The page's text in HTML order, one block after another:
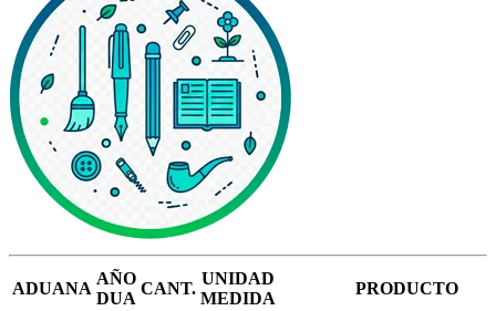
ADUANA
AÑO
DUA
CANT.
UNIDAD
MEDIDA
PRODUCTO